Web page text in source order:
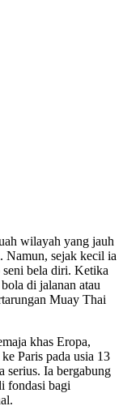
wilayah yang jauh
Namun, sejak kecil ia
seni bela diri. Ketika
di jalanan atau
Muay Thai
khas Eropa,
Paris pada usia 13
serius. Ia bergabung
fondasi bagi